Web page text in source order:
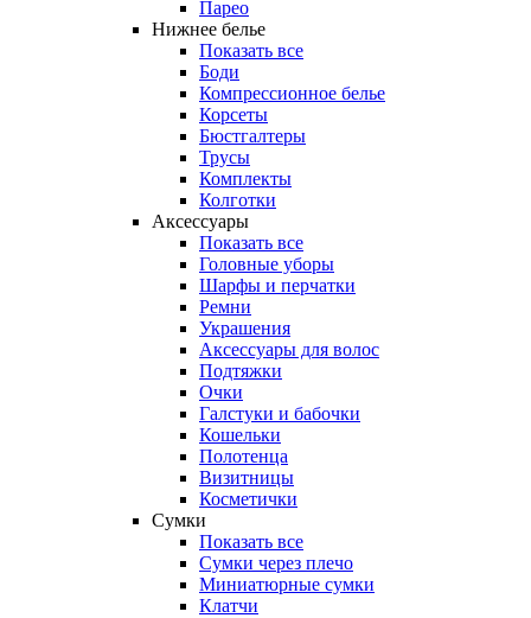
Парео
Нижнее белье
Показать все
Боди
Компрессионное белье
Корсеты
Бюстгалтеры
Трусы
Комплекты
Колготки
Аксессуары
Показать все
Головные уборы
Шарфы и перчатки
Ремни
Украшения
Аксессуары для волос
Подтяжки
Очки
Галстуки и бабочки
Кошельки
Полотенца
Визитницы
Косметички
Сумки
Показать все
Сумки через плечо
Миниатюрные cумки
Клатчи